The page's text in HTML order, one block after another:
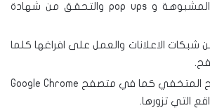
و pop ups والتحقق من شهادة
شبكات الاعلانات والعمل على افراغها كلما
المتخفي كما في متصفح Google Chrome
التي تزورها.